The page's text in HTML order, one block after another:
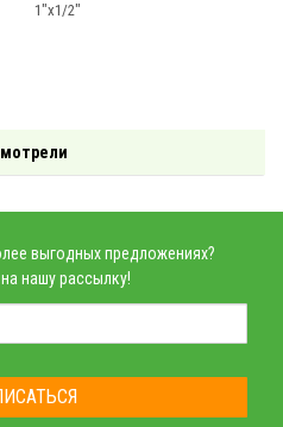
1"х1/2"
выгодных предложениях?
нашу рассылку!